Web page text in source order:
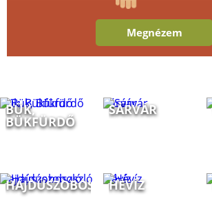
Megnézem
BÜK,
BÜKFÜRDŐ
Bük, Bükfürdő
HAJDÚSZOBOSZLÓ
Hajdúszoboszló
SÁRVÁR
Sárvár
HÉVÍZ
Hévíz